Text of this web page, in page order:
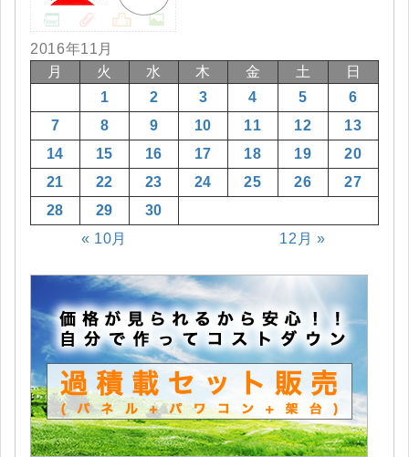
2016年11月
月
火 水 木 金 土 日
« 10月 12月 »
1 2 3 4 5
6
7
8 9 10 11 12
13
14
15 16 17 18 19
20
21
22 23 24 25 26
27
28
29 30